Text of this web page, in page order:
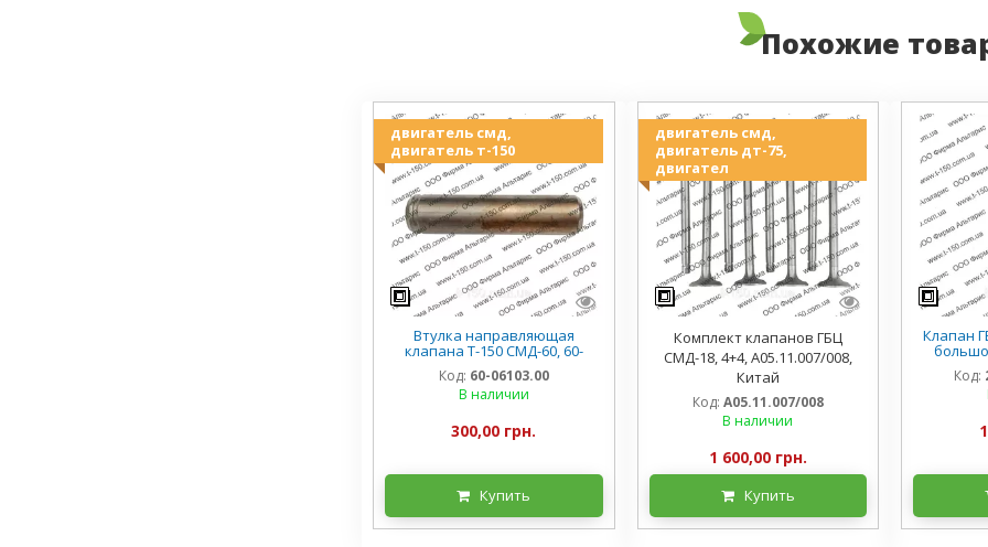
Похожие
двигатель смд,
двигатель т-150
Втулка направляющая
клапана Т-150 СМД-60, 60-
06103.00
Код: 60-06103.00
В наличии
300,00 грн.
Купить
двигатель смд,
двигатель дт-75,
двигател
Комплект клапанов ГБЦ
СМД-18, 4+4, А05.11.007/008,
Китай
Код: А05.11.007/008
В наличии
1 600,00 грн.
Купить
Клапан
Код: